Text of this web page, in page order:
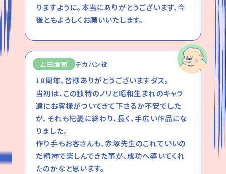
りますように。本当にありがとうございます、今
後ともよろしくお願いいたします。
上田燿司 デカパン役
10周年、皆様ありがとうございますダス。
当初は、この独特のノリと昭和生まれのキャラ
達にお客様がついてきて下さるか不安でした
が、それも杞憂に終わり、長く、手広い作品にな
りました。
作り手もお客さんも、赤塚先生のこれでいいの
だ精神で楽しんできた事が、成功へ導いてくれ
たのかなと思います。